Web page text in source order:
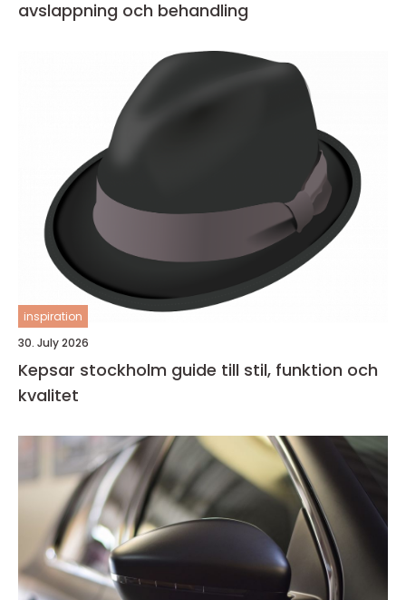
avslappning och behandling
inspiration
30. July 2026
Kepsar stockholm guide till stil, funktion och
kvalitet